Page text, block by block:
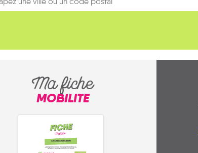
Ma fiche
MOBILITE